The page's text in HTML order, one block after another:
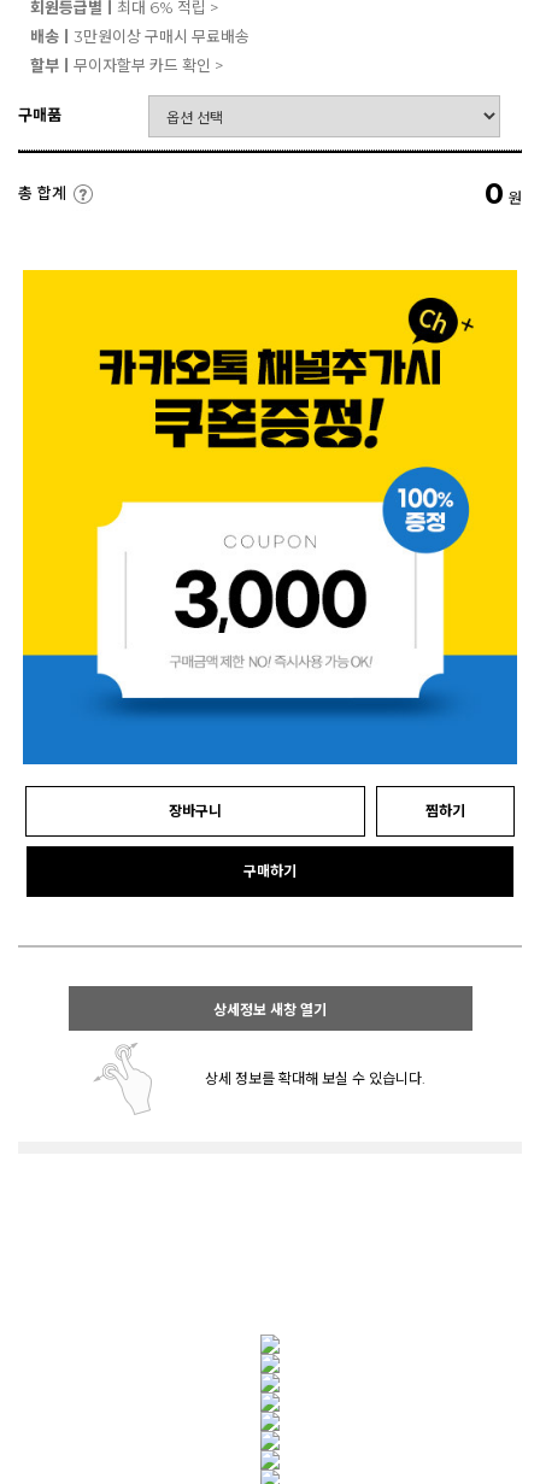
회원등급별ㅣ 최대 6% 적립 >
배송ㅣ 3만원이상 구매시 무료배송
할부ㅣ 무이자할부 카드 확인 >
구매품
총 합계 0 원
장바구니 찜하기
구매하기
상세정보 새창 열기
상세 정보를 확대해 보실 수 있습니다.